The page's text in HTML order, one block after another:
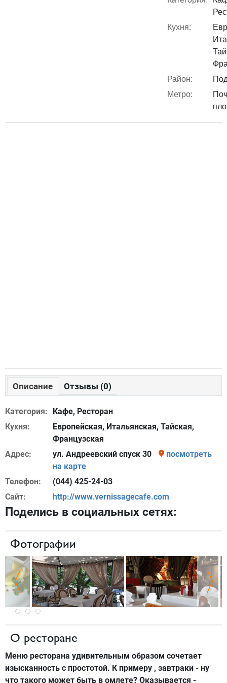
Кухня:
Район:
Метро:
Описание Отзывы (0)
Категория:
Кафе, Ресторан
Кухня:
Европейская, Итальянская, Тайская,
Французская
Адрес:
ул. Андреевский спуск 30
посмотреть
на карте
Телефон:
(044) 425-24-03
Сайт:
http://www.vernissagecafe.com
Поделись в социальных сетях:
Фотографии
О ресторане
Меню ресторана удивительным образом сочетает
изысканность с простотой. К примеру , завтраки - ну
что такого может быть в омлете? Оказывается -